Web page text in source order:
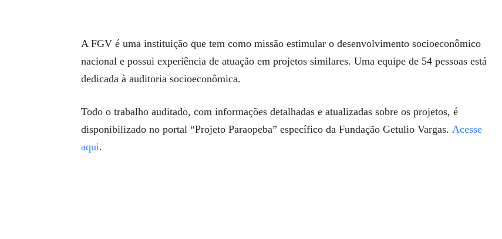
A FGV é uma instituição que tem como missão estimular o desenvolvimento socioeconômico
nacional e possui experiência de atuação em projetos similares. Uma equipe de 54 pessoas está
dedicada à auditoria socioeconômica.
Todo o trabalho auditado, com informações detalhadas e atualizadas sobre os projetos, é
disponibilizado no portal “Projeto Paraopeba” específico da Fundação Getulio Vargas. Acesse
aqui.